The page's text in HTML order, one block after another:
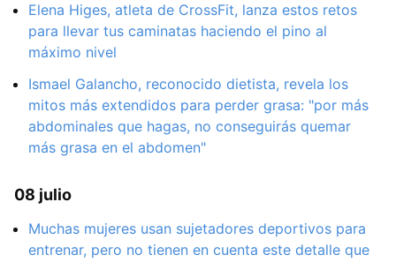
Elena Higes, atleta de CrossFit, lanza estos retos
para llevar tus caminatas haciendo el pino al
máximo nivel
Ismael Galancho, reconocido dietista, revela los
mitos más extendidos para perder grasa: "por más
abdominales que hagas, no conseguirás quemar
más grasa en el abdomen"
08 julio
Muchas mujeres usan sujetadores deportivos para
entrenar, pero no tienen en cuenta este detalle que